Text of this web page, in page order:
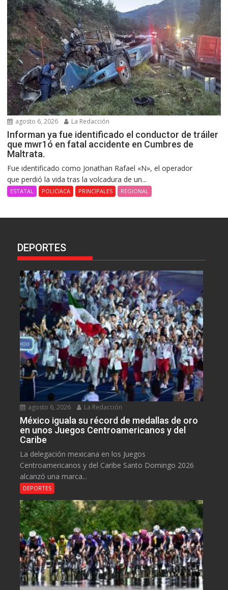
agosto 6, 2026 La Redacción
Informan ya fue identificado el conductor de tráiler
que mwr1ó en fatal accidente en Cumbres de
Maltrata.
Fue identificado como Jonathan Rafael «N», el operador
que perdió la vida tras la volcadura de un...
ESTATAL POLICIACA PRINCIPALES REGIONAL
DEPORTES
agosto 6, 2026 La Redacción
México iguala su récord de medallas de oro
en unos Juegos Centroamericanos y del
Caribe
La delegación mexicana en los Juegos
Centroamericanos y del Caribe Santo Domingo 2026
alcanzó una marca...
DEPORTES